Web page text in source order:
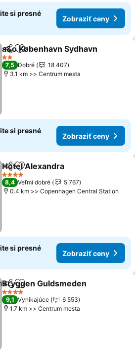
si presné
Zobraziť ceny
ZdieľaťPridať do obľúbených
a&o København Sydhavn
2 Počet hviezdičiek
7,5 Dobré
18 407
3.1 km >> Centrum mesta
si presné
Zobraziť ceny
ZdieľaťPridať do obľúbených
Hotel Alexandra
4 Počet hviezdičiek
8,4 Veľmi dobré
5 767
0.4 km >> Copenhagen Central Station
si presné
Zobraziť ceny
ZdieľaťPridať do obľúbených
Bryggen Guldsmeden
4 Počet hviezdičiek
9,1 Vynikajúce
6 553
1.7 km >> Centrum mesta